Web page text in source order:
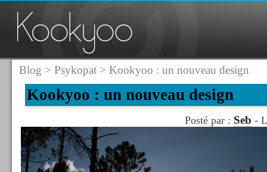
Blog > Psykopat> Kookyoo : un nouveau design
Kookyoo : un nouveau design
Posté par : Seb -